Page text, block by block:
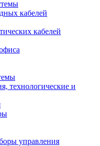
кабелей
кабелей
технологические и
управления